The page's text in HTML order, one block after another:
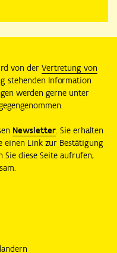
von der Vertretung von
stehenden Information
werden gerne unter
Newsletter. Sie erhalten
einen Link zur Bestätigung
diese Seite aufrufen,